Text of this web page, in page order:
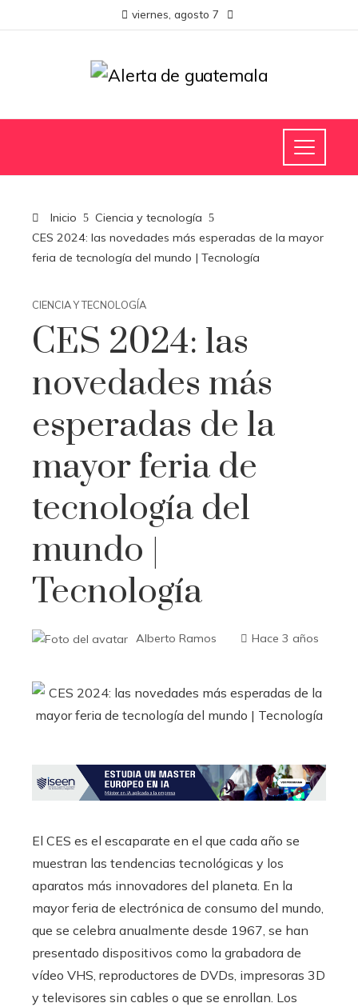
viernes, agosto 7
Inicio
Ciencia y tecnología
CES 2024: las novedades más esperadas de la mayor
feria de tecnología del mundo | Tecnología
CIENCIA Y TECNOLOGÍA
CES 2024: las
novedades más
esperadas de la
mayor feria de
tecnología del
mundo |
Tecnología
Alberto Ramos Hace 3 años
El CES es el escaparate en el que cada año se
muestran las tendencias tecnológicas y los
aparatos más innovadores del planeta. En la
mayor feria de electrónica de consumo del mundo,
que se celebra anualmente desde 1967, se han
presentado dispositivos como la grabadora de
vídeo VHS, reproductores de DVDs, impresoras 3D
y televisores sin cables o que se enrollan. Los